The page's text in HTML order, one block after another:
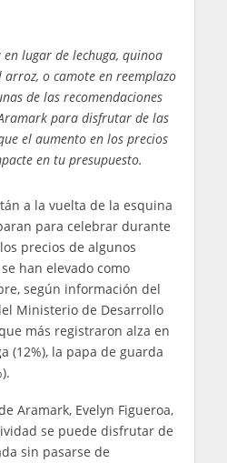
lugar de lechuga, quinoa
o camote en reemplazo
de las recomendaciones
para disfrutar de las
el aumento en los precios
en tu presupuesto.
a la vuelta de la esquina
para celebrar durante
precios de algunos
han elevado como
según información del
Ministerio de Desarrollo
más registraron alza en
(12%), la papa de guarda
Aramark, Evelyn Figueroa,
se puede disfrutar de
sin pasarse de